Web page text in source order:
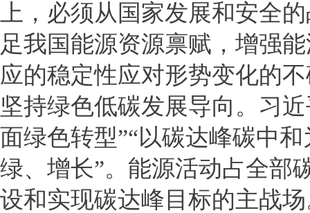
上，必须从国家发展和安全
足我国能源资源禀赋，增强
应的稳定性应对形势变化的
坚持绿色低碳发展导向。习
面绿色转型”“以碳达峰碳中
绿、增长”。能源活动占全部
设和实现碳达峰目标的主战